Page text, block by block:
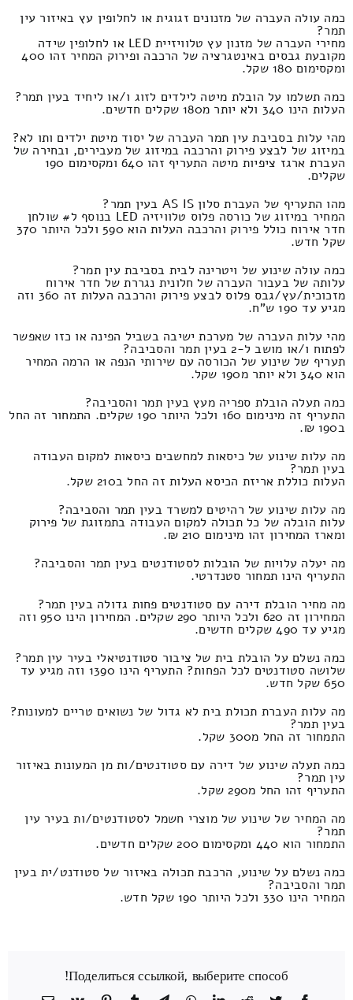
כמה עולה העברה של מזנונים זגוגית או לחלופין עץ באיזור עין
תמר?
מחירי העברה של מזנון עץ טלוויזיית LED או לחלופין שידה
מקובעת גבסים באינטגרציה של הרכבה ופירוק המחיר זהו 400
ומקסימום 180 שקל.
כמה תשלמו על הובלת מיטה לילדים לזוג ו/או ליחיד בעין תמר?
העלות הינו 340 ולא יותר מ180 שקלים חדשים.
מהי עלות בסביבת עין תמר העברה של יסוד מיטת ילדים ותו לא?
במיזוג של לבצע פירוק והרכבה במיזוג של מעבירים, ובחירה של
העברת ארגז ציפיות מיטה התעריף זהו 640 ומקסימום 190
שקלים.
מהו התעריף של העברת סלון AS IS בעין תמר?
המחיר במיזוג של כורסה פלוס טלוויזיה LED בנוסף ל# שולחן
חדר אירוח כולל פירוק והרכבה העלות הוא 590 ולכל היותר 370
שקל חדש.
כמה עולה שינוע של ויטרינה לבית בסביבת עין תמר?
עלותה של בעבור העברה של חלונית נגררת של חדר אירוח
מזכוכית/עץ/גבס פלוס לבצע פירוק והרכבה העלות זה 360 וזה
מגיע עד 190 ש"ח.
מהי עלות העברה של מערכת ישיבה בשביל הפינה או כזו שאפשר
לפתוח ו/או מושב ל-2 בעין תמר והסביבה?
תעריף של שינוע של הכורסה עם שירותי הנפה או הרמה המחיר
הוא 340 ולא יותר מ190 שקל.
כמה תעלה הובלת ספריה מעץ בעין תמר והסביבה?
התעריף זה מינימום 160 ולכל היותר 190 שקלים. התמחור זה החל
ב190 ₪.
מה עלות שינוע של כיסאות למחשבים כיסאות למקום העבודה
בעין תמר?
העלות כוללת אריזת הכיסא העלות זה החל ב210 שקל.
מה עלות שינוע של רהיטים למשרד בעין תמר והסביבה?
עלות הובלה של כל תכולה למקום העבודה בתמזוגת של פירוק
ומארז המחירון זהו מינימום 210 ₪.
מה יעלה עלויות של הובלות לסטודנטים בעין תמר והסביבה?
התעריף הינו תמחור סטנדרטי.
מה מחיר הובלת דירה עם סטודנטים פחות גדולה בעין תמר?
המחירון זה 620 ולכל היותר 290 שקלים. המחירון הינו 950 וזה
מגיע עד 490 שקלים חדשים.
כמה נשלם על הובלת בית של ציבור סטודנטיאלי בעיר עין תמר?
שלושה סטודנטים לכל הפחות? התעריף הינו 1390 וזה מגיע עד
650 שקל חדש.
מה עלות העברת תכולת בית לא גדול של נשואים טריים למעונות?
בעין תמר?
התמחור זה החל מ300 שקל.
כמה תעלה שינוע של דירה עם סטודנטים/ות מן המעונות באיזור
עין תמר?
התעריף זהו החל מ290 שקל.
מה המחיר של שינוע של מוצרי חשמל לסטודנטים/ות בעיר עין
תמר?
התמחור הוא 440 ומקסימום 200 שקלים חדשים.
כמה נשלם על שינוע, הרכבת תכולה באיזור של סטודנט/ית בעין
תמר והסביבה?
המחיר הינו 330 ולכל היותר 190 שקל חדש.
Поделиться ссылкой, выберите способ!